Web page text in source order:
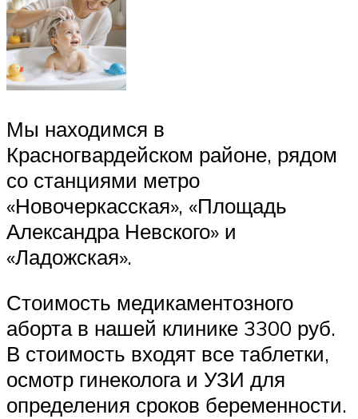
Мы находимся в
Красногвардейском районе, рядом
со станциями метро
«Новочеркасская», «Площадь
Александра Невского» и
«Ладожская».
Стоимость медикаментозного
аборта в нашей клинике 3300 руб.
В стоимость входят все таблетки,
осмотр гинеколога и УЗИ для
определения сроков беременности.